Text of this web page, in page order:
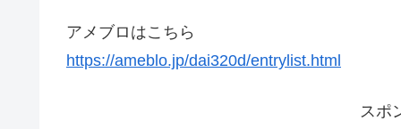
アメブロはこちら
https://ameblo.jp/dai320d/entrylist.html
スポ